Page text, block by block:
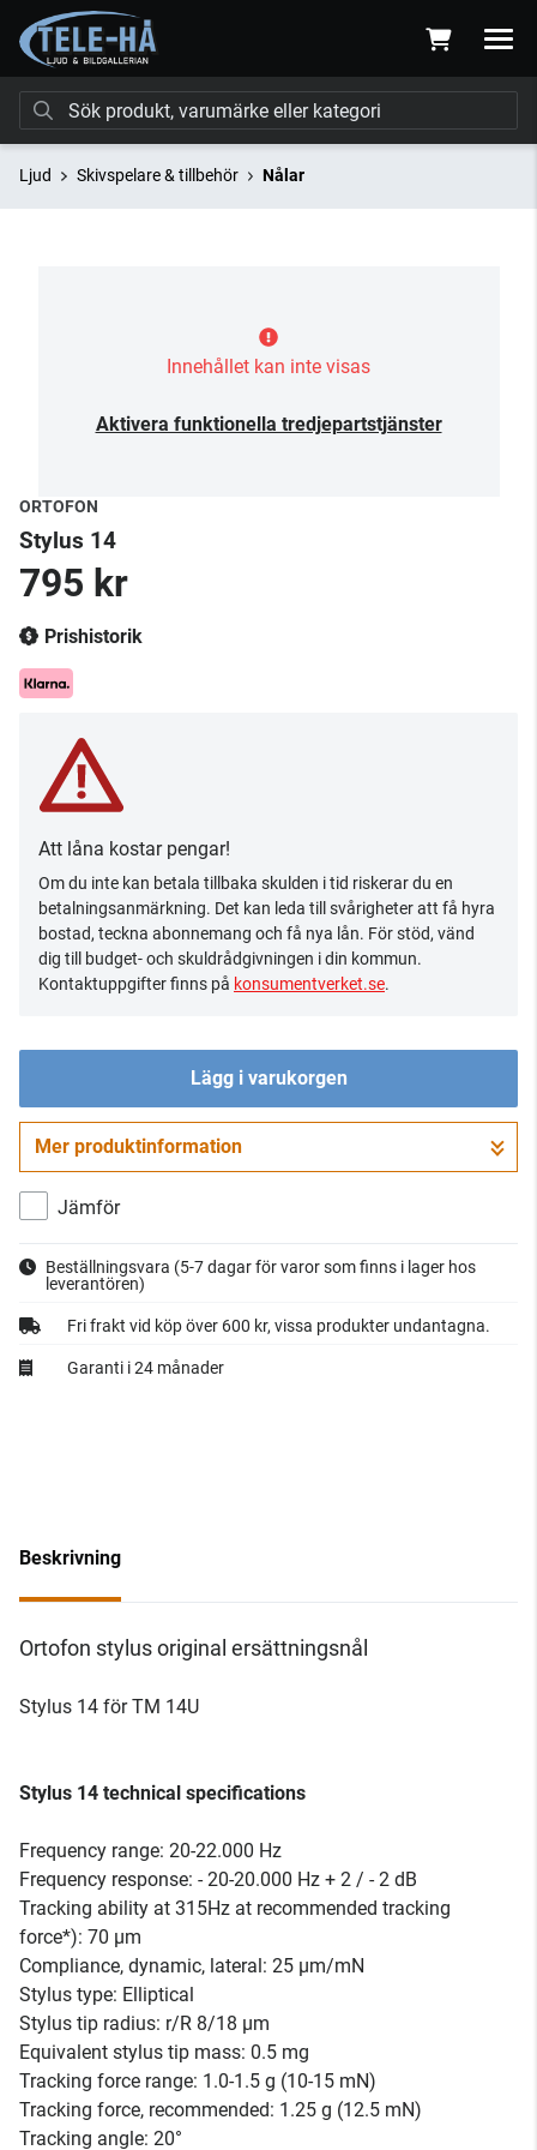
Ljud Skivspelare & tillbehör Nålar
Innehållet kan inte visas
Aktivera funktionella tredjepartstjänster
ORTOFON
Stylus 14
795 kr
Prishistorik
Att låna kostar pengar!
Om du inte kan betala tillbaka skulden i tid riskerar du en
betalningsanmärkning. Det kan leda till svårigheter att få hyra
bostad, teckna abonnemang och få nya lån. För stöd, vänd
dig till budget- och skuldrådgivningen i din kommun.
Kontaktuppgifter finns på konsumentverket.se.
Lägg i varukorgen
Gå till kassan
Mer produktinformation
Jämför
Beställningsvara (5-7 dagar för varor som finns i lager hos
leverantören)
Fri frakt vid köp över 600 kr, vissa produkter undantagna.
Garanti i 24 månader
Beskrivning
Ortofon stylus original ersättningsnål
Stylus 14 för TM 14U
Stylus 14 technical specifications
Frequency range: 20-22.000 Hz
Frequency response: - 20-20.000 Hz + 2 / - 2 dB
Tracking ability at 315Hz at recommended tracking
force*): 70 µm
Compliance, dynamic, lateral: 25 µm/mN
Stylus type: Elliptical
Stylus tip radius: r/R 8/18 µm
Equivalent stylus tip mass: 0.5 mg
Tracking force range: 1.0-1.5 g (10-15 mN)
Tracking force, recommended: 1.25 g (12.5 mN)
Tracking angle: 20°